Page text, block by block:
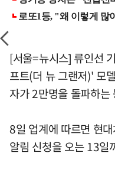
[서울=뉴시스] 류인선
프트(더 뉴 그랜저)' 모
자가 2만명을 돌파하는
8일 업계에 따르면 현
알림 신청을 오는 13일